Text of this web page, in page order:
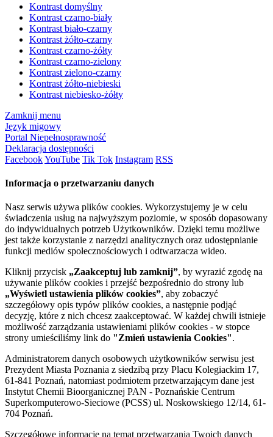
Kontrast domyślny
Kontrast czarno-biały
Kontrast biało-czarny
Kontrast żółto-czarny
Kontrast czarno-żółty
Kontrast czarno-zielony
Kontrast zielono-czarny
Kontrast żółto-niebieski
Kontrast niebiesko-żółty
Zamknij menu
Język migowy
Portal Niepełnosprawność
Deklaracja dostępności
FacebookYouTube Tik Tok Instagram RSS
Informacja o przetwarzaniu danych
Nasz serwis używa plików cookies. Wykorzystujemy je w celu
świadczenia usług na najwyższym poziomie, w sposób dopasowany
do indywidualnych potrzeb Użytkowników. Dzięki temu możliwe
jest także korzystanie z narzędzi analitycznych oraz udostępnianie
funkcji mediów społecznościowych i odtwarzacza wideo.
Kliknij przycisk „Zaakceptuj lub zamknij”, by wyrazić zgodę na
używanie plików cookies i przejść bezpośrednio do strony lub
„Wyświetl ustawienia plików cookies”, aby zobaczyć
szczegółowy opis typów plików cookies, a następnie podjąć
decyzję, które z nich chcesz zaakceptować. W każdej chwili istnieje
możliwość zarządzania ustawieniami plików cookies - w stopce
strony umieściliśmy link do "Zmień ustawienia Cookies".
Administratorem danych osobowych użytkowników serwisu jest
Prezydent Miasta Poznania z siedzibą przy Placu Kolegiackim 17,
61-841 Poznań, natomiast podmiotem przetwarzającym dane jest
Instytut Chemii Bioorganicznej PAN - Poznańskie Centrum
Superkomputerowo-Sieciowe (PCSS) ul. Noskowskiego 12/14, 61-
704 Poznań.
Szczegółowe informacje na temat przetwarzania Twoich danych